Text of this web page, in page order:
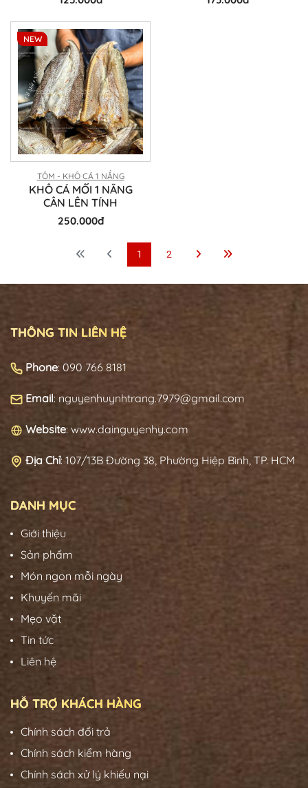
TÔM - KHÔ CÁ 1 NẮNG
KHÔ CÁ MỐI 1 NẮNG
CÂN LÊN TÍNH
250.000đ
NEW
1 2
THÔNG TIN LIÊN HỆ
Phone: 090 766 8181
Email: nguyenhuynhtrang.7979@gmail.com
Website: www.dainguyenhy.com
Địa Chỉ: 107/13B Đường 38, Phường Hiệp Bình, TP. HCM
DANH MỤC
Giới thiệu
Sản phẩm
Món ngon mỗi ngày
Khuyến mãi
Mẹo vặt
Tin tức
Liên hệ
HỖ TRỢ KHÁCH HÀNG
Chính sách đổi trả
Chính sách kiểm hàng
Chính sách xử lý khiếu nại